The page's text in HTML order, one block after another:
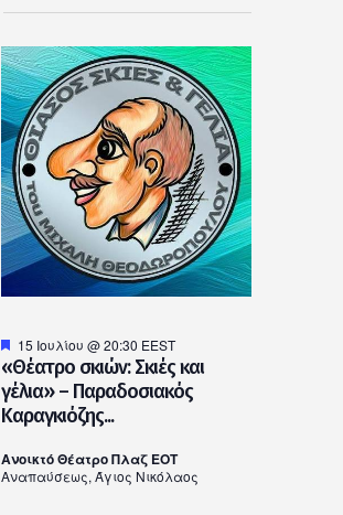
«Θέατρο σκιών: Σκιές και
γέλια» – Παραδοσιακός
Καραγκιόζης...
Προτεινόμενο
15 Ιουλίου @ 20:30 EEST
Ανοικτό Θέατρο Πλαζ ΕΟΤ
Αναπαύσεως, Άγιος Νικόλαος